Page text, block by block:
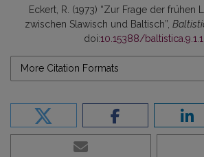
Eckert, R. (1973) “Zur Frage der frühen
zwischen Slawisch und Baltisch”,
doi:10.15388/
More Citation Formats